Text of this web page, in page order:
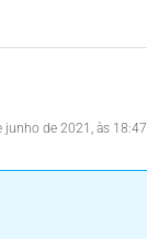
de 2021, às 18:47